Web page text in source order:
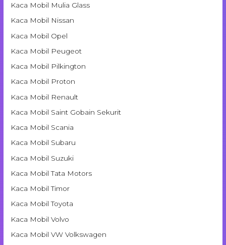
Kaca Mobil Mulia Glass
Kaca Mobil Nissan
Kaca Mobil Opel
Kaca Mobil Peugeot
Kaca Mobil Pilkington
Kaca Mobil Proton
Kaca Mobil Renault
Kaca Mobil Saint Gobain Sekurit
Kaca Mobil Scania
Kaca Mobil Subaru
Kaca Mobil Suzuki
Kaca Mobil Tata Motors
Kaca Mobil Timor
Kaca Mobil Toyota
Kaca Mobil Volvo
Kaca Mobil VW Volkswagen